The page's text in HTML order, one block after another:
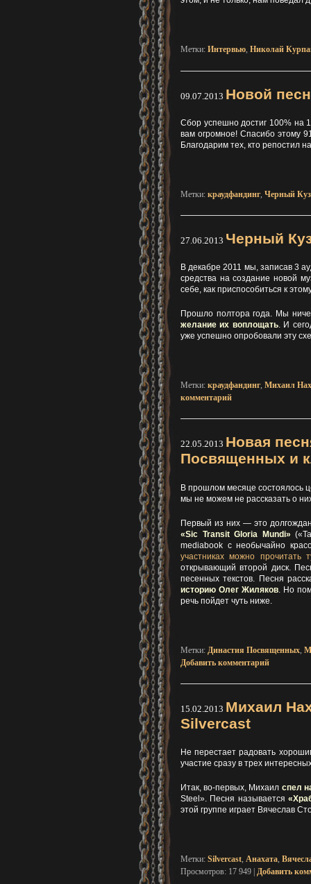
Метки: Интервью, Николай
09.07.2013 Новой
Сбор успешно достиг 100% на
вам огромное! Спасибо этому
Благодарим тех, кто репостил
Метки: краудфандинг, Черный
27.06.2013 Черный
В декабре 2011 мы, записав 3
средства на создание новой
себе, как приспособиться к
Прошло полтора года. Мы
желание их воплощать. И
уже успешно опробовали эту
Метки: краудфандинг, Михаил
комментарий
22.05.2013 Новая
Посвященных и
В прошлом месяце состоялось
мы не можем не рассказать о
Первый из них — это
«Sic Transit Gloria Mundi»
mediabook с необычайно
участниках можно прочитать
открывающий второй диск.
песенных текстов. Песня
историю Олег Жиляков . Но
речь пойдет чуть ниже.
Метки: Династия Посвященных
Добавить комментарий
15.02.2013 Михаил
Silvercast
Не перестает радовать
участие сразу в трех
Итак, во-первых, Михаил спел
Steel». Песня называется
этой группе играет Вячеслав
Метки: Silvercast, Анахата,
Просмотров: 17 949 | Добавить